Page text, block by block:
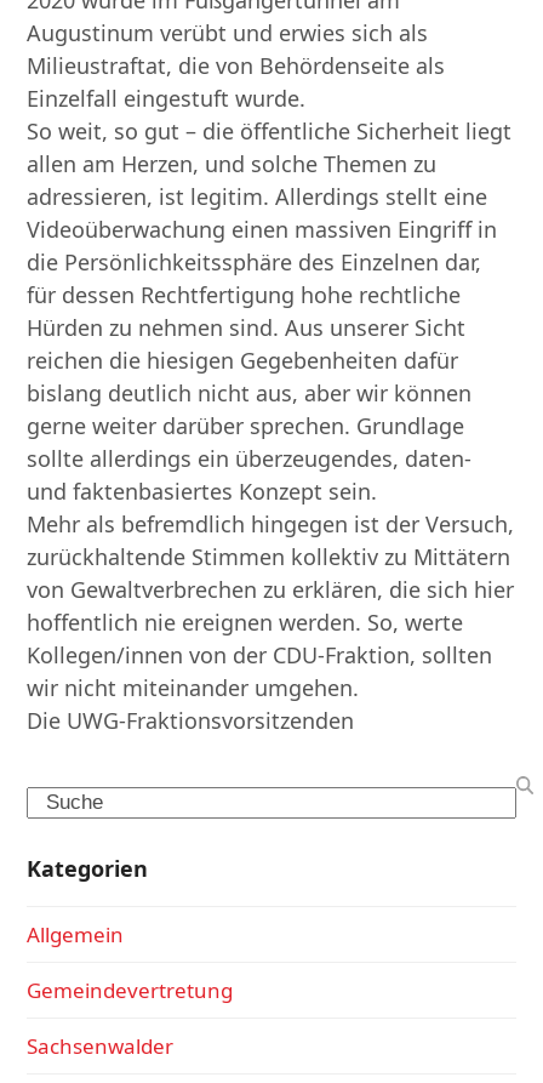
Augustinum verübt und erwies sich als
Milieustraftat, die von Behördenseite als
Einzelfall eingestuft wurde.
So weit, so gut – die öffentliche Sicherheit liegt
allen am Herzen, und solche Themen zu
adressieren, ist legitim. Allerdings stellt eine
Videoüberwachung einen massiven Eingriff in
die Persönlichkeitssphäre des Einzelnen dar,
für dessen Rechtfertigung hohe rechtliche
Hürden zu nehmen sind. Aus unserer Sicht
reichen die hiesigen Gegebenheiten dafür
bislang deutlich nicht aus, aber wir können
gerne weiter darüber sprechen. Grundlage
sollte allerdings ein überzeugendes, daten-
und faktenbasiertes Konzept sein.
Mehr als befremdlich hingegen ist der Versuch,
zurückhaltende Stimmen kollektiv zu Mittätern
von Gewaltverbrechen zu erklären, die sich hier
hoffentlich nie ereignen werden. So, werte
Kollegen/innen von der CDU-Fraktion, sollten
wir nicht miteinander umgehen.
Die UWG-Fraktionsvorsitzenden
Search
Kategorien
Allgemein
Gemeindevertretung
Sachsenwalder